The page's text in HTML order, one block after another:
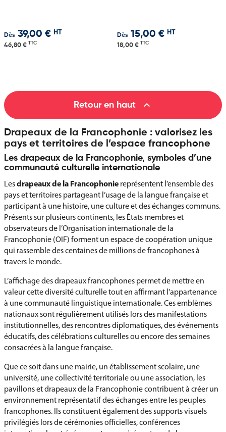
Dès 39,00 € HT
46,80 € TTC
Dès 15,00 € HT
18,00 € TTC
Retour en haut 
Drapeaux de la Francophonie : valorisez les
pays et territoires de l’espace francophone
Les drapeaux de la Francophonie, symboles d’une
communauté culturelle internationale
Lesdrapeaux de la Francophonie représentent l’ensemble des
pays et territoires partageant l’usage de la langue française et
participant à une histoire, une culture et des échanges communs.
Présents sur plusieurs continents, les États membres et
observateurs de l’Organisation internationale de la
Francophonie (OIF) forment un espace de coopération unique
qui rassemble des centaines de millions de francophones à
travers le monde.
L’affichage des drapeaux francophones permet de mettre en
valeur cette diversité culturelle tout en affirmant l’appartenance
à une communauté linguistique internationale. Ces emblèmes
nationaux sont régulièrement utilisés lors des manifestations
institutionnelles, des rencontres diplomatiques, des événements
éducatifs, des célébrations culturelles ou encore des semaines
consacrées à la langue française.
Que ce soit dans une mairie, un établissement scolaire, une
université, une collectivité territoriale ou une association, les
pavillons et drapeaux de la Francophonie contribuent à créer un
environnement représentatif des échanges entre les peuples
francophones. Ils constituent également des supports visuels
privilégiés lors de cérémonies officielles, conférences